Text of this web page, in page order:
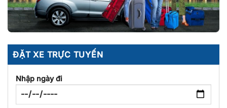
ĐẶT XE TRỰC TUYẾN
Nhập ngày đi